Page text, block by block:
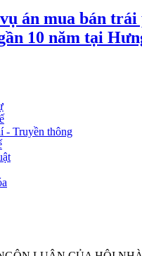
án mua bán trái
10 năm tại
- Truyền thông